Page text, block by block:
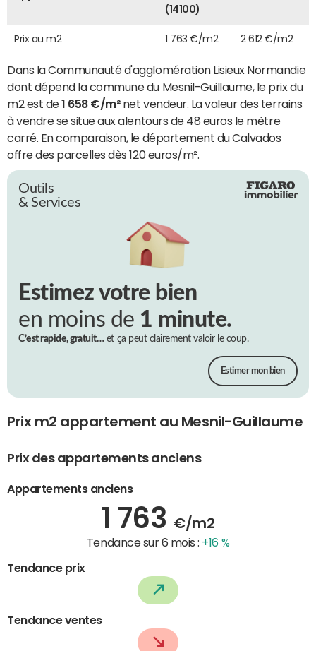
(14100)
Prix au m2 1 763 €/m2 2 612 €/m2
Dans la Communauté d'agglomération Lisieux Normandie
dont dépend la commune du Mesnil-Guillaume, le prix du
m2 est de1 658 €/m²net vendeur. La valeur des terrains
à vendre se situe aux alentours de 48 euros le mètre
carré. En comparaison, le département du Calvados
offre des parcelles dès 120 euros/m².
Outils
& Services
Estimez votre bien
en moins de 1 minute.
C’est rapide, gratuit…et ça peut clairement valoir le coup.
Estimer mon bien
Prix m2 appartement au Mesnil-Guillaume
Prix des appartements anciens
Appartements anciens
1 763 €/m2
Tendance sur 6 mois : +16 %
Tendance prix
Tendance ventes